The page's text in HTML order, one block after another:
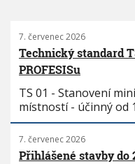
7. červenec 2026
Technický standard
PROFESISu
TS 01 - Stanovení
místností - účinný od
7. červenec 2026
Přihlášené stavby do